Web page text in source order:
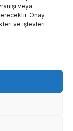
veya
Onay
ve işlevleri